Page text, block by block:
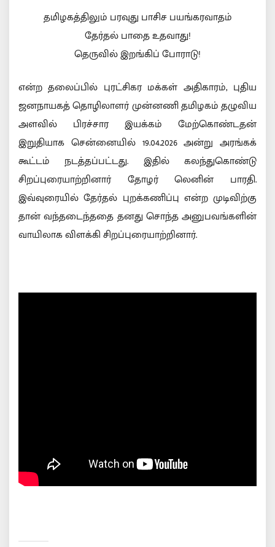
தமிழகத்திலும் பரவுது பாசிச பயங்கரவாதம்
தேர்தல் பாதை உதவாது!
தெருவில் இறங்கிப் போராடு!
என்ற தலைப்பில் புரட்சிகர மக்கள் அதிகாரம், புதிய
ஜனநாயகத் தொழிலாளர் முன்னணி தமிழகம் தழுவிய
அளவில் பிரச்சார இயக்கம் மேற்கொண்டதன்
இறுதியாக சென்னையில் 19.04.2026 அன்று அரங்கக்
கூட்டம் நடத்தப்பட்டது. இதில் கலந்துகொண்டு
சிறப்புரையாற்றினார் தோழர் லெனின் பாரதி.
இவ்வுரையில் தேர்தல் புறக்கணிப்பு என்ற முடிவிற்கு
தான் வந்தடைந்ததை தனது சொந்த அனுபவங்களின்
வாயிலாக விளக்கி சிறப்புரையாற்றினார்.